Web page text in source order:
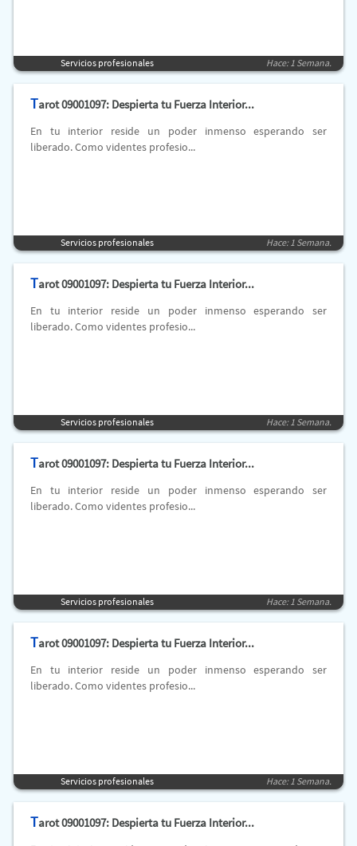
Servicios profesionales Hace: 1 Semana.
Tarot 09001097: Despierta tu Fuerza Interior...
En tu interior reside un poder inmenso esperando ser
liberado. Como videntes profesio...
Servicios profesionales Hace: 1 Semana.
Tarot 09001097: Despierta tu Fuerza Interior...
En tu interior reside un poder inmenso esperando ser
liberado. Como videntes profesio...
Servicios profesionales Hace: 1 Semana.
Tarot 09001097: Despierta tu Fuerza Interior...
En tu interior reside un poder inmenso esperando ser
liberado. Como videntes profesio...
Servicios profesionales Hace: 1 Semana.
Tarot 09001097: Despierta tu Fuerza Interior...
En tu interior reside un poder inmenso esperando ser
liberado. Como videntes profesio...
Servicios profesionales Hace: 1 Semana.
Tarot 09001097: Despierta tu Fuerza Interior...